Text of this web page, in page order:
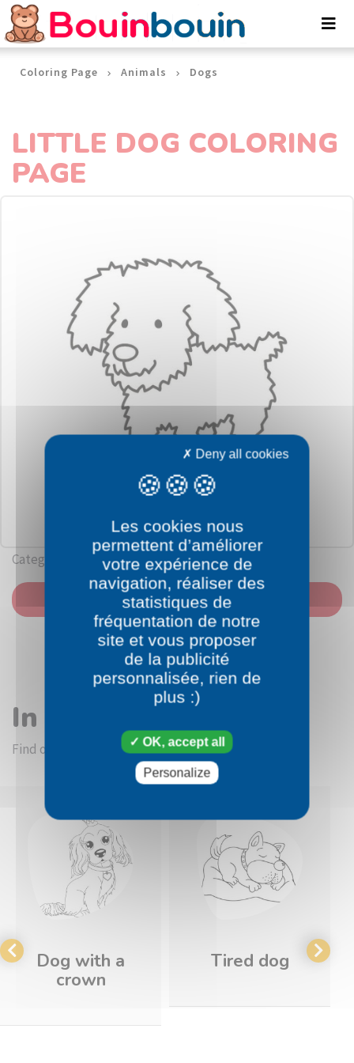
Coloring Page Animals Dogs
LITTLE DOG COLORING
PAGE
Category: Dogs
PRINT
In the same category
Find other coloring pictures in the Dogs category
Dog with a
crown
Tired dog
Cookies management panel
Les cookies nous
permettent d’améliorer
votre expérience de
navigation, réaliser des
statistiques de
fréquentation de notre
site et vous proposer
de la publicité
personnalisée, rien de
plus :)
OK, accept all
Deny all cookies
Personalize